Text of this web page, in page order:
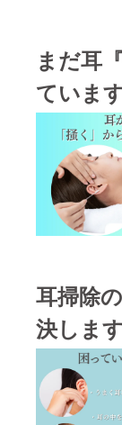
まだ耳
ていま
耳掃除
決しま